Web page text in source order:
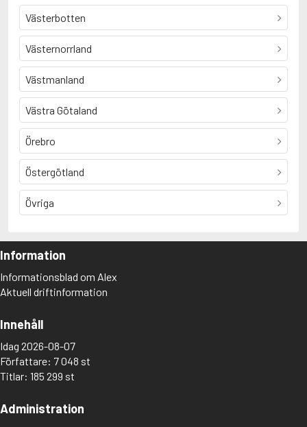
Västerbotten
Västernorrland
Västmanland
Västra Götaland
Örebro
Östergötland
Övriga
Information
Informationsblad om Alex
Aktuell driftinformation
Innehåll
Idag 2026-08-07
Författare: 7 048 st
Titlar: 185 299 st
Administration